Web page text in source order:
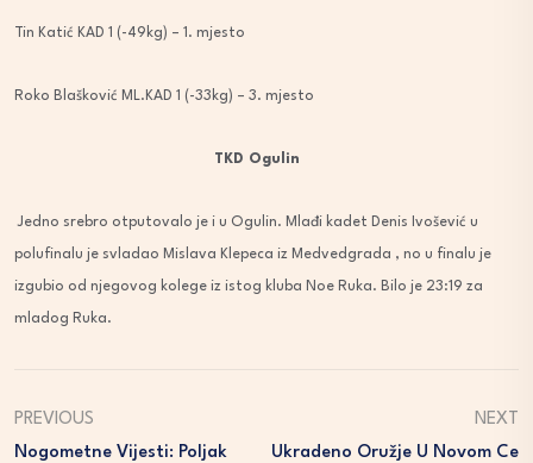
Tin Katić KAD 1 (-49kg) – 1. mjesto
Roko Blašković ML.KAD 1 (-33kg) – 3. mjesto
TKD Ogulin
Jedno srebro otputovalo je i u Ogulin. Mlađi kadet Denis Ivošević u
polufinalu je svladao Mislava Klepeca iz Medvedgrada , no u finalu je
izgubio od njegovog kolege iz istog kluba Noe Ruka. Bilo je 23:19 za
mladog Ruka.
PREVIOUS
Nogometne Vijesti: Poljak
NEXT
Ukradeno Oružje U Novom Ce